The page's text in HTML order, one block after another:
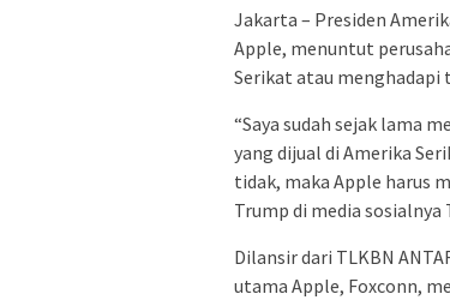
Jakarta – Presiden
Apple, menuntut
Serikat atau menghadapi
“Saya sudah sejak lama
yang dijual di Amerika
tidak, maka Apple harus
Trump di media
Dilansir dari TLKBN
utama Apple, Foxconn,